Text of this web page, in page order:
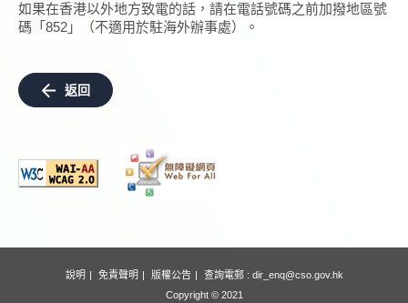
如果在香港以外地方致電的話，請在電話號碼之前加撥地區號
碼「852」（不適用於駐海外辦事處）。
返回
說明 免責聲明 版權公告 查詢電郵 : dir_enq@cso.gov.hk
Copyright © 2021